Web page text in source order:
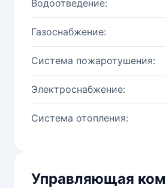
Водоотведение:
Газоснабжение:
Система пожаротушения:
Электроснабжение:
Система отопления:
Управляющая